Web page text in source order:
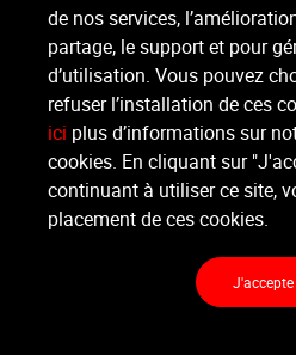
Mélanie
Photos
1
Follow
3
de nos services,
partage, le support et pour
d’utilisation. Vous pouvez
refuser l’installation de ces
ici plus d’informations sur
cookies. En cliquant sur
continuant à utiliser ce site,
placement de ces cookies.
J'accepte